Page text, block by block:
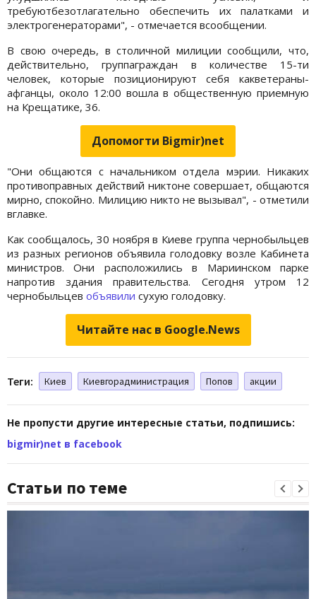
требуютбезотлагательно обеспечить их палатками и
электрогенераторами", - отмечается всообщении.
В свою очередь, в столичной милиции сообщили, что,
действительно, группаграждан в количестве 15-ти
человек, которые позиционируют себя какветераны-
афганцы, около 12:00 вошла в общественную приемную
на Крещатике, 36.
Допомогти Bigmir)net
"Они общаются с начальником отдела мэрии. Никаких
противоправных действий никтоне совершает, общаются
мирно, спокойно. Милицию никто не вызывал", - отметили
вглавке.
Как сообщалось, 30 ноября в Киеве группа чернобыльцев
из разных регионов объявила голодовку возле Кабинета
министров. Они расположились в Мариинском парке
напротив здания правительства. Сегодня утром 12
чернобыльцев объявили сухую голодовку.
Читайте нас в Google.News
Теги: Киев Киевгорадминистрация Попов акции
Не пропусти другие интересные статьи, подпишись:
bigmir)net в facebook
Статьи по теме